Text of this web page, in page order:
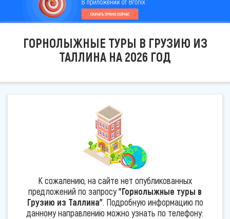
ГОРНОЛЫЖНЫЕ ТУРЫ В ГРУЗИЮ ИЗ
ТАЛЛИНА НА 2026 ГОД
К сожалению, на сайте нет опубликованных
предложений по запросу"Горнолыжные туры в
Грузию из Таллина". Подробную информацию по
данному направлению можно узнать по телефону: